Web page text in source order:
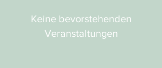
Keine bevorstehenden
Veranstaltungen